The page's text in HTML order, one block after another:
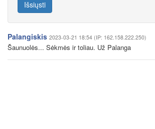
Išsiųsti
Palangiskis 2023-03-21 18:54 (IP: 162.158.222.250)
Šaunuolės... Sėkmės ir toliau. Už Palanga